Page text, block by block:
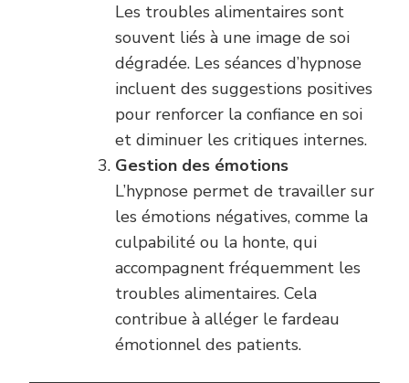
Les troubles alimentaires sont
souvent liés à une image de soi
dégradée. Les séances d’hypnose
incluent des suggestions positives
pour renforcer la confiance en soi
et diminuer les critiques internes.
Gestion des émotions
L’hypnose permet de travailler sur
les émotions négatives, comme la
culpabilité ou la honte, qui
accompagnent fréquemment les
troubles alimentaires. Cela
contribue à alléger le fardeau
émotionnel des patients.